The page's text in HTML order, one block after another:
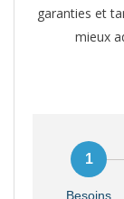
garanties et
mieux